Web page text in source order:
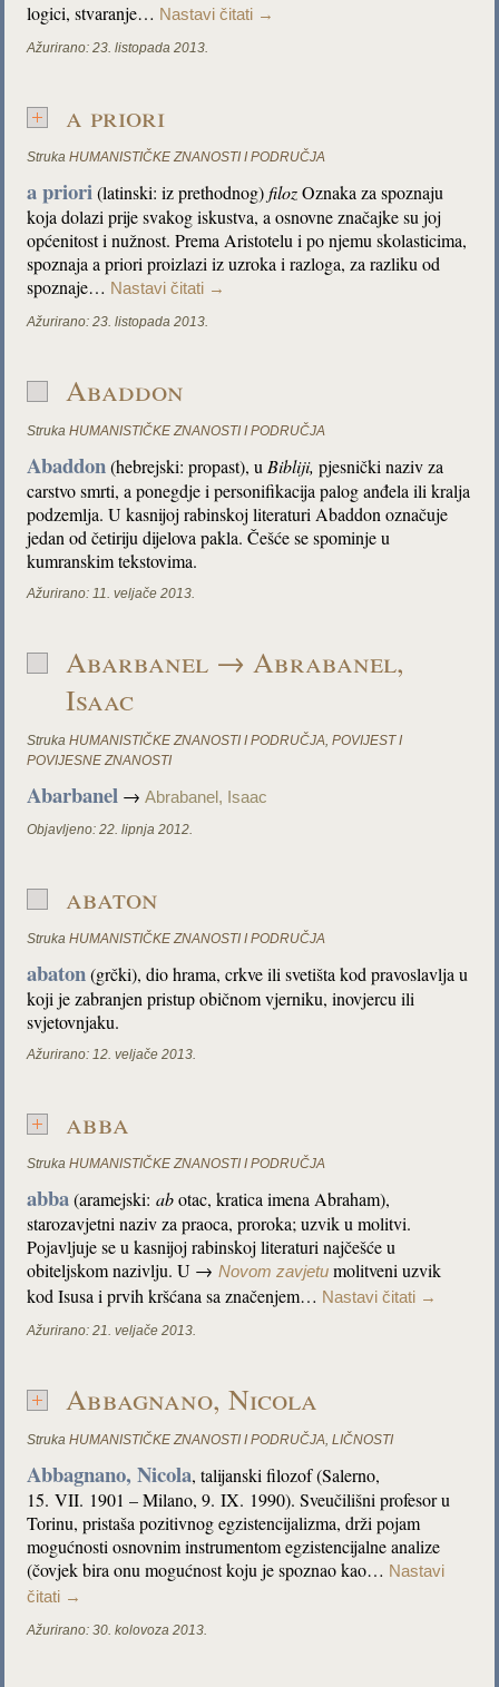
logici, stvaranje… Nastavi čitati →
Ažurirano: 23. listopada 2013.
a priori
Struka HUMANISTIČKE ZNANOSTI I PODRUČJA
a priori(latinski: iz prethodnog)filozOznaka za spoznaju
koja dolazi prije svakog iskustva, a osnovne značajke su joj
općenitost i nužnost. Prema Aristotelu i po njemu skolasticima,
spoznaja a priori proizlazi iz uzroka i razloga, za razliku od
spoznaje… Nastavi čitati →
Ažurirano: 23. listopada 2013.
Abaddon
Struka HUMANISTIČKE ZNANOSTI I PODRUČJA
Abaddon(hebrejski: propast), u Bibliji, pjesnički naziv za
carstvo smrti, a ponegdje i personifikacija palog anđela ili kralja
podzemlja. U kasnijoj rabinskoj literaturi Abaddon označuje
jedan od četiriju dijelova pakla. Češće se spominje u
kumranskim tekstovima.
Ažurirano: 11. veljače 2013.
Abarbanel → Abrabanel,
Isaac
Struka HUMANISTIČKE ZNANOSTI I PODRUČJA,POVIJEST I
POVIJESNE ZNANOSTI
Abarbanel →Abrabanel, Isaac
Objavljeno: 22. lipnja 2012.
abaton
Struka HUMANISTIČKE ZNANOSTI I PODRUČJA
abaton(grčki), dio hrama, crkve ili svetišta kod pravoslavlja u
koji je zabranjen pristup običnom vjerniku, inovjercu ili
svjetovnjaku.
Ažurirano: 12. veljače 2013.
abba
Struka HUMANISTIČKE ZNANOSTI I PODRUČJA
abba(aramejski:abotac, kratica imena Abraham),
starozavjetni naziv za praoca, proroka; uzvik u molitvi.
Pojavljuje se u kasnijoj rabinskoj literaturi najčešće u
obiteljskom nazivlju. U →Novom zavjetu molitveni uzvik
kod Isusa i prvih kršćana sa značenjem… Nastavi čitati →
Ažurirano: 21. veljače 2013.
Abbagnano, Nicola
Struka HUMANISTIČKE ZNANOSTI I PODRUČJA,LIČNOSTI
Abbagnano, Nicola, talijanski filozof (Salerno,
15. VII. 1901 – Milano, 9. IX. 1990). Sveučilišni profesor u
Torinu, pristaša pozitivnog egzistencijalizma, drži pojam
mogućnosti osnovnim instrumentom egzistencijalne analize
(čovjek bira onu mogućnost koju je spoznao kao… Nastavi
čitati →
Ažurirano: 30. kolovoza 2013.